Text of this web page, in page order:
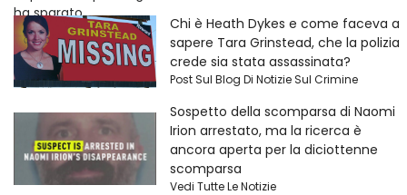
Chi è Heath Dykes e come faceva a
sapere Tara Grinstead, che la polizia
crede sia stata assassinata?
Post Sul Blog Di Notizie Sul Crimine
Sospetto della scomparsa di Naomi
Irion arrestato, ma la ricerca è
ancora aperta per la diciottenne
scomparsa
Vedi Tutte Le Notizie